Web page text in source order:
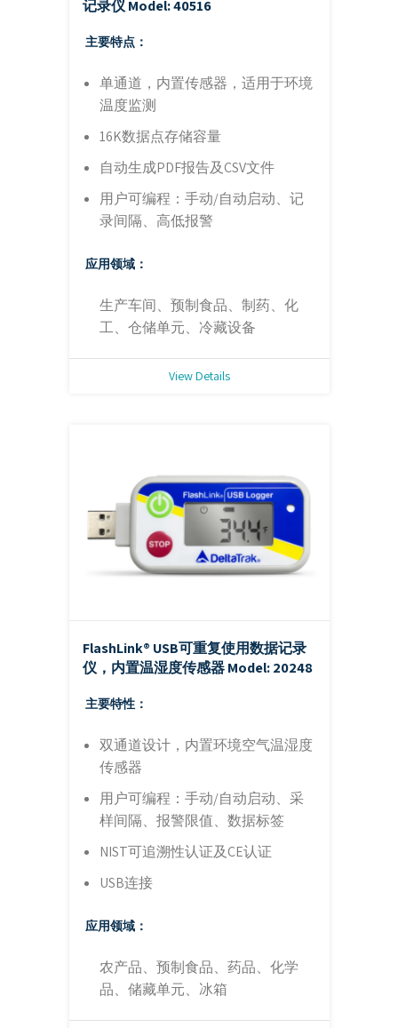
记录仪Model: 40516
主要特点：
单通道，内置传感器，适用于环境
温度监测
16K数据点存储容量
自动生成PDF报告及CSV文件
用户可编程：手动/自动启动、记
录间隔、高低报警
应用领域：
生产车间、预制食品、制药、化
工、仓储单元、冷藏设备
View Details
FlashLink® USB可重复使用数据记录
仪，内置温湿度传感器Model: 20248
主要特性：
双通道设计，内置环境空气温湿度
传感器
用户可编程：手动/自动启动、采
样间隔、报警限值、数据标签
NIST可追溯性认证及CE认证
USB连接
应用领域：
农产品、预制食品、药品、化学
品、储藏单元、冰箱